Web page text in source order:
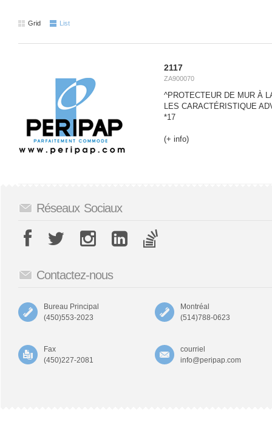
Grid List
2117
ZA900070
^PROTECTEUR DE MUR À
LES CARACTÉRISTIQUE
*17
(+ info)
Réseaux Sociaux
Contactez-nous
Bureau Principal
(450)553-2023
Montréal
(514)788-0623
Fax
(450)227-2081
courriel
info@peripap.com